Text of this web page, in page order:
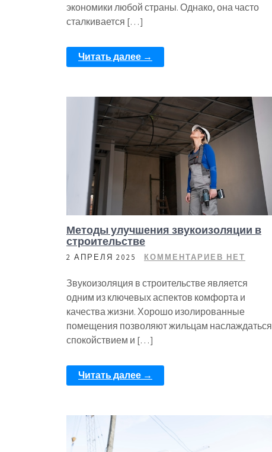
экономики любой страны. Однако, она часто
сталкивается […]
Читать далее →
Методы улучшения звукоизоляции в
строительстве
2 АПРЕЛЯ 2025 КОММЕНТАРИЕВ НЕТ
Звукоизоляция в строительстве является
одним из ключевых аспектов комфорта и
качества жизни. Хорошо изолированные
помещения позволяют жильцам наслаждаться
спокойствием и […]
Читать далее →